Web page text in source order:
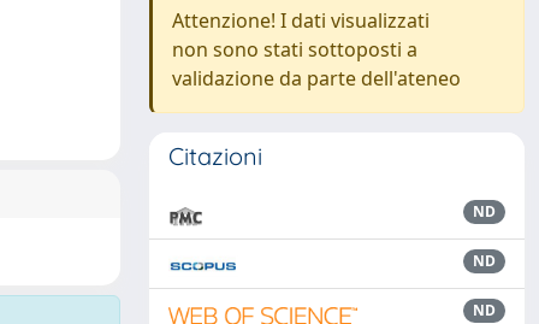
Attenzione! I dati visualizzati
non sono stati sottoposti a
validazione da parte dell'ateneo
Citazioni
ND
ND
ND